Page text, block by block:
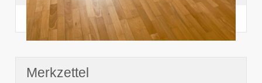
noch nichts angesehen
Merkzettel